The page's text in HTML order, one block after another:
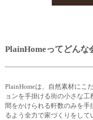
PlainHomeってどんな
PlainHomeは、自然素材にこ
ョンを手掛ける街の小さな
間をかけられる軒数のみを
るよう全力で家づくりをして